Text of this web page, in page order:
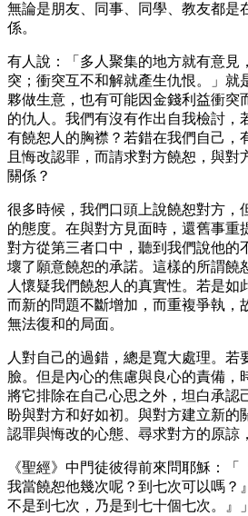
無論是朋友、同事、同學、教友都是
係。
有人說：「多人聚集的地方就有意見
突；衝突互不和解就產生仇恨。」就
夥做生意，也有可能因金錢利益衝突
的仇人。我們有沒有作出自我檢討，
有饒恕人的胸襟？若錯在我們自己，
且悔改認罪，而請求對方饒恕，與對
關係？
很多時候，我們口頭上說饒恕對方，
的態度。在與對方見面時，還舊事重
對方從第三者口中，聽到我們說他的
壞了願意饒恕的承諾。這樣的所謂饒
人懷疑我們饒恕人的真實性。若是如
而新的問題不斷增加，而重複爭執，
無法復和的局面。
人對自己的過錯，總是寬大處理。若
臉。但是內心的焦慮與良心的責備，
將它排除在自己心思之外，坦白承認
盼與對方和好如初。與對方建立新的
認罪與悔改的心態、尋求對方的原諒
《聖經》中門徒彼得前來問耶穌：「
我當饒恕他幾次呢？到七次可以嗎？
不是到七次，乃是到七十個七次。』